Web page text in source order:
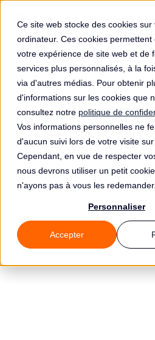
Ce site web stocke des cookies sur
ordinateur. Ces cookies permettent
votre expérience de site web et de
services plus personnalisés, à la
via d'autres médias. Pour obtenir
d'informations sur les cookies que
consultez notre politique de
Vos informations personnelles ne
d'aucun suivi lors de votre visite sur
Cependant, en vue de respecter
nous devrons utiliser un petit
n'ayons pas à vous les redemander.
Personnaliser
Accepter
Amende de
pour